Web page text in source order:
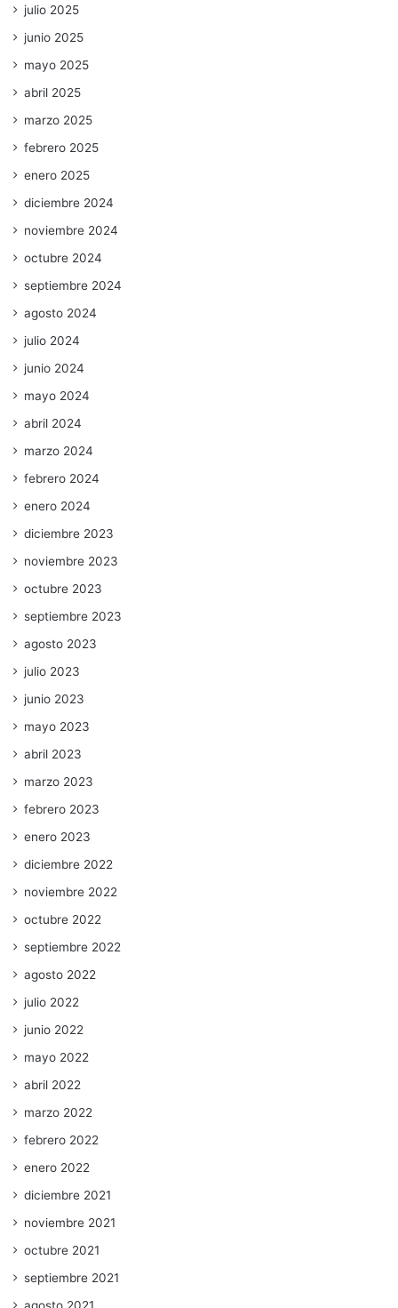
julio 2025
junio 2025
mayo 2025
abril 2025
marzo 2025
febrero 2025
enero 2025
diciembre 2024
noviembre 2024
octubre 2024
septiembre 2024
agosto 2024
julio 2024
junio 2024
mayo 2024
abril 2024
marzo 2024
febrero 2024
enero 2024
diciembre 2023
noviembre 2023
octubre 2023
septiembre 2023
agosto 2023
julio 2023
junio 2023
mayo 2023
abril 2023
marzo 2023
febrero 2023
enero 2023
diciembre 2022
noviembre 2022
octubre 2022
septiembre 2022
agosto 2022
julio 2022
junio 2022
mayo 2022
abril 2022
marzo 2022
febrero 2022
enero 2022
diciembre 2021
noviembre 2021
octubre 2021
septiembre 2021
agosto 2021